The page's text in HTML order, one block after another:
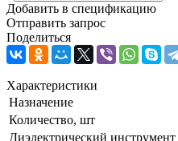
Добавить в спецификацию
Отправить запрос
Поделиться
Характеристики
Назначение
Количество, шт
Диэлектрический инструмент